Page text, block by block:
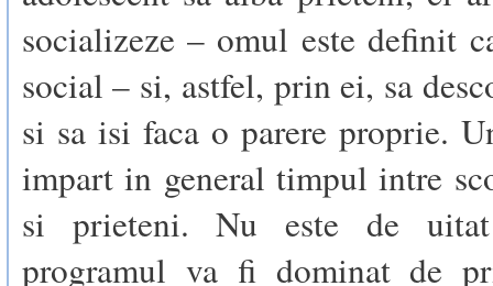
socializeze – omul este definit
social – si, astfel, prin ei, sa
si sa isi faca o parere proprie.
impart in general timpul intre
si prieteni. Nu este de
programul va fi dominat de